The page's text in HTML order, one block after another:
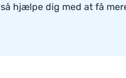
hjælpe dig med at få